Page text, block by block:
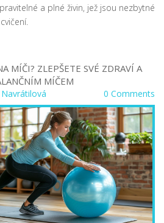
a plné živin, jež jsou nezbytné
MÍČI? ZLEPŠETE SVÉ ZDRAVÍ A
MÍČEM
0 Comments